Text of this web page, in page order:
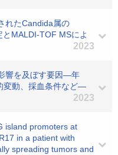
れたCandida属の
MALDI-TOF MSによ
2023
響を及ぼす要因―年
変動、採血条件など―
2023
island promoters at
in a patient with
spreading tumors and